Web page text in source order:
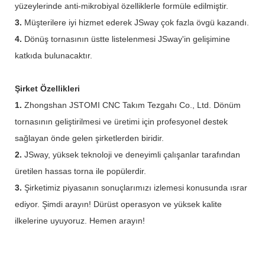
yüzeylerinde anti-mikrobiyal özelliklerle formüle edilmiştir.
3. Müşterilere iyi hizmet ederek JSway çok fazla övgü kazandı.
4. Dönüş tornasının üstte listelenmesi JSway'in gelişimine
katkıda bulunacaktır.
Şirket Özellikleri
1. Zhongshan JSTOMI CNC Takım Tezgahı Co., Ltd. Dönüm
tornasının geliştirilmesi ve üretimi için profesyonel destek
sağlayan önde gelen şirketlerden biridir.
2. JSway, yüksek teknoloji ve deneyimli çalışanlar tarafından
üretilen hassas torna ile popülerdir.
3. Şirketimiz piyasanın sonuçlarımızı izlemesi konusunda ısrar
ediyor. Şimdi arayın! Dürüst operasyon ve yüksek kalite
ilkelerine uyuyoruz. Hemen arayın!